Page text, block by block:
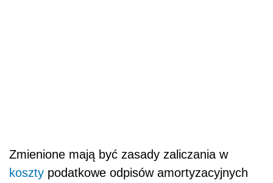
Zmienione mają być zasady zaliczania w
koszty podatkowe odpisów amortyzacyjnych